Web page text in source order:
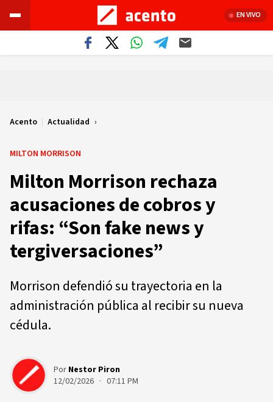
EN VIVO
Acento | Actualidad
MILTON MORRISON
Milton Morrison rechaza
acusaciones de cobros y
rifas: “Son fake news y
tergiversaciones”
Morrison defendió su trayectoria en la
administración pública al recibir su nueva
cédula.
Por Nestor Piron
12/02/2026 · 07:11 PM